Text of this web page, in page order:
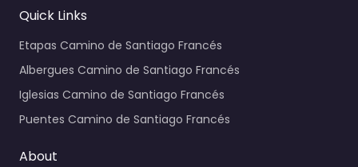
Quick Links
Etapas Camino de Santiago Francés
Albergues Camino de Santiago Francés
Iglesias Camino de Santiago Francés
Puentes Camino de Santiago Francés
About